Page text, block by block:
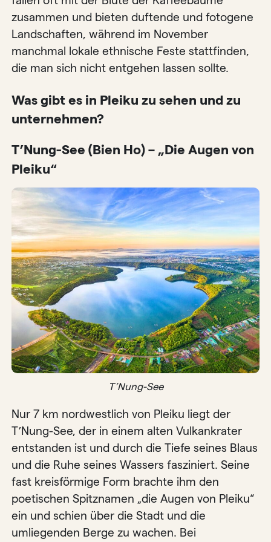
zusammen und bieten duftende und fotogene
Landschaften, während im November
manchmal lokale ethnische Feste stattfinden,
die man sich nicht entgehen lassen sollte.
Was gibt es in Pleiku zu sehen und zu
unternehmen?
T’Nung-See (Bien Ho) – „Die Augen von
Pleiku“
T’Nung-See
Nur 7 km nordwestlich von Pleiku liegt der
T’Nung-See, der in einem alten Vulkankrater
entstanden ist und durch die Tiefe seines Blaus
und die Ruhe seines Wassers fasziniert. Seine
fast kreisförmige Form brachte ihm den
poetischen Spitznamen „die Augen von Pleiku“
ein und schien über die Stadt und die
umliegenden Berge zu wachen. Bei